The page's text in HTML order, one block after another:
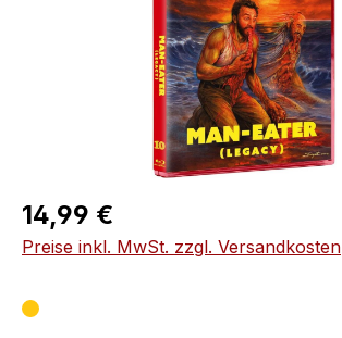
Regulärer Preis:
14,99 €
Preise inkl. MwSt. zzgl. Versandkosten